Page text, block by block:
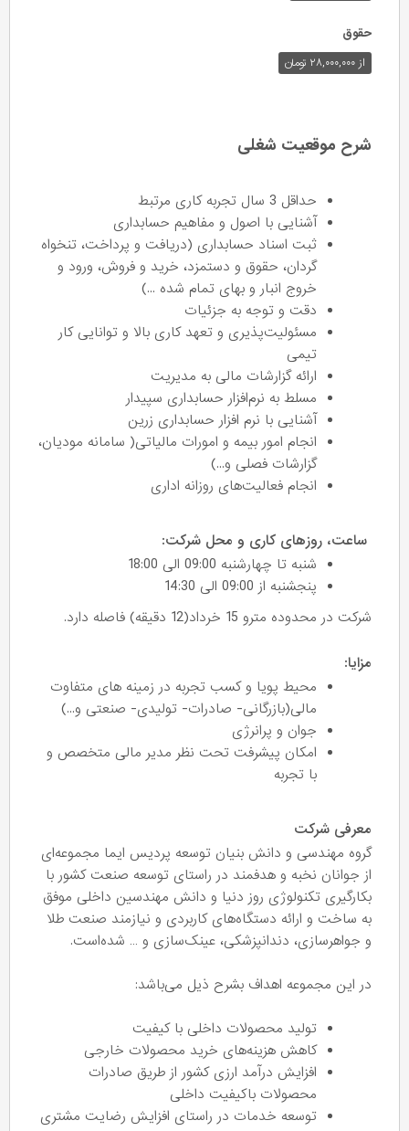
حقوق
از ۲۸,۰۰۰,۰۰۰ تومان
شرح موقعیت شغلی
حداقل 3 سال تجربه کاری مرتبط
آشنایی با اصول و مفاهیم حسابداری
ثبت اسناد حسابداری (دریافت و پرداخت، تنخواه
گردان، حقوق و دستمزد، خرید و فروش، ورود و
خروج انبار و بهای تمام شده ...)
دقت و توجه به جزئیات
مسئولیت‌پذیری و تعهد کاری بالا و توانایی کار
تیمی
ارائه گزارشات مالی به مدیریت
مسلط به نرم‌افزار حسابداری سپیدار
آشنایی با نرم افزار حسابداری زرین
انجام امور بیمه و امورات مالیاتی( سامانه مودیان،
گزارشات فصلی و...)
انجام فعالیت‌های روزانه اداری
ساعت، روزهای کاری و محل شرکت:
شنبه تا چهارشنبه 09:00 الی 18:00
پنجشنبه از 09:00 الی 14:30
شرکت در محدوده مترو 15 خرداد(12 دقیقه) فاصله دارد.
مزایا:
محیط پویا و کسب تجربه در زمینه های متفاوت
مالی(بازرگانی- صادرات- تولیدی- صنعتی و...)
جوان و پرانرژی
امکان پیشرفت تحت نظر مدیر مالی متخصص و
با تجربه
معرفی شرکت
گروه مهندسی و دانش بنیان توسعه پردیس ایما مجموعه‌ای
از جوانان نخبه و هدفمند در راستای توسعه صنعت کشور با
بکارگیری تکنولوژی روز دنیا و دانش مهندسین داخلی موفق
به ساخت و ارائه دستگاه‌های کاربردی و نیازمند صنعت طلا
و جواهرسازی، دندانپزشکی، عینک‌سازی و … شده‌است.
در این مجموعه اهداف بشرح ذیل می‌باشد:
تولید محصولات داخلی با کیفیت
کاهش هزینه‌های خرید محصولات خارجی
افزایش درآمد ارزی کشور از طریق صادرات
محصولات باکیفیت داخلی
توسعه خدمات در راستای افزایش رضایت مشتری